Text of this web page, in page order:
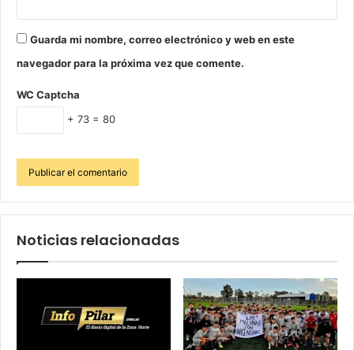
Guarda mi nombre, correo electrónico y web en este
navegador para la próxima vez que comente.
WC Captcha
+ 73 = 80
Noticias relacionadas